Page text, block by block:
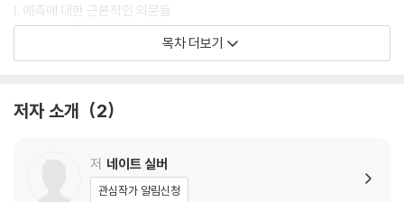
요한 것으로 ‘느리게 생각하기thinking slow’와 ‘대세 편승을 경계하기’라
는 두 가지 역량을 꼽는다. 예측은 역설적이다. 자신의 예측 능력을 겸손하
게 생각하면 할수록, 그리고 자기가 저지르는 실수에서 기꺼이 더 많은 것
다시 한번 강조한다.
분명하게 밝히지만 내가 이 책에서 주장하려는 것은 누군가가 나서서 코로
나19가 전 세계적인 팬데믹 재앙이 될 것임을 여러 달 전에 예측했어야 한
Ⅰ. 예측에 대한 근본적인 의문들
1. 금융위기│경제 붕괴를 둘러싼 예측의 대실패
불행에 관한 최악의 예측｜“그들은 음악이 멈추길 바라지 않았던 거
‘탐욕’의 새 이름｜3막: 파멸, 새로운 상황이 펼쳐지다｜네 가지 예측 실패
목차 더보기
저자 소개 2
저 네이트 실버
관심작가 알림신청